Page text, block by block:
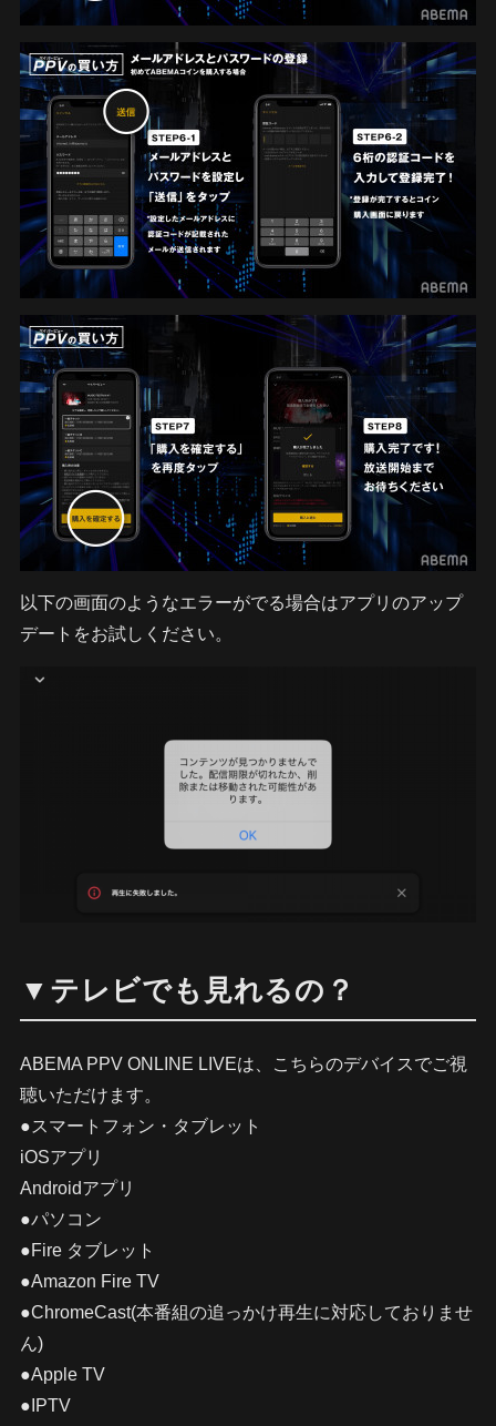
以下の画面のようなエラーがでる場合はアプリのアップ
デートをお試しください。
▼テレビでも見れるの？
ABEMA PPV ONLINE LIVEは、こちらのデバイスでご視
聴いただけます。
●スマートフォン・タブレット
iOSアプリ
Androidアプリ
●パソコン
●Fire タブレット
●Amazon Fire TV
●ChromeCast(本番組の追っかけ再生に対応しておりませ
ん)
●Apple TV
●IPTV